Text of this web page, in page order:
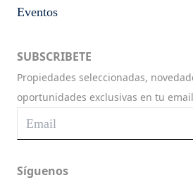
Eventos
SUBSCRIBETE
Propiedades seleccionadas,
oportunidades exclusivas en tu
Síguenos